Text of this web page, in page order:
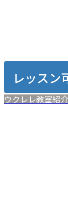
レッス
ウクレレ教室紹介